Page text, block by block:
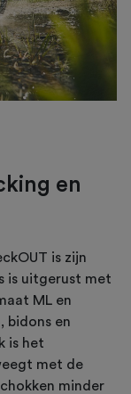
en
is zijn
is uitgerust met
ML en
bidons en
is het
met de
minder